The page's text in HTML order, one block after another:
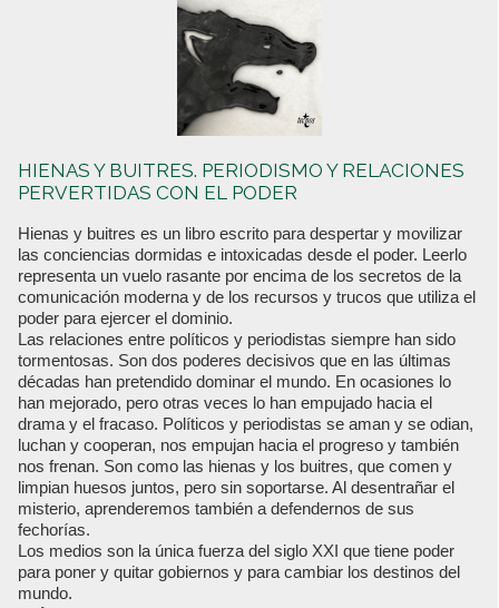
HIENAS Y BUITRES. PERIODISMO Y RELACIONES
PERVERTIDAS CON EL PODER
Hienas y buitres es un libro escrito para despertar y movilizar
las conciencias dormidas e intoxicadas desde el poder. Leerlo
representa un vuelo rasante por encima de los secretos de la
comunicación moderna y de los recursos y trucos que utiliza el
poder para ejercer el dominio.
Las relaciones entre políticos y periodistas siempre han sido
tormentosas. Son dos poderes decisivos que en las últimas
décadas han pretendido dominar el mundo. En ocasiones lo
han mejorado, pero otras veces lo han empujado hacia el
drama y el fracaso. Políticos y periodistas se aman y se odian,
luchan y cooperan, nos empujan hacia el progreso y también
nos frenan. Son como las hienas y los buitres, que comen y
limpian huesos juntos, pero sin soportarse. Al desentrañar el
misterio, aprenderemos también a defendernos de sus
fechorías.
Los medios son la única fuerza del siglo XXI que tiene poder
para poner y quitar gobiernos y para cambiar los destinos del
mundo.